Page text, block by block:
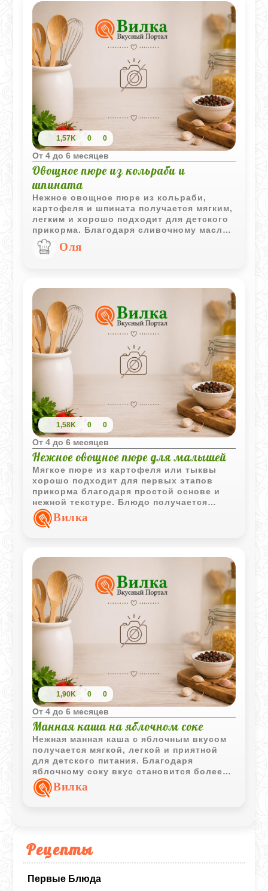
Рецепты
Первые Блюда
зависимости от настроения, а само
лакомство отлично впишется в
диетический рацион. Это пюре
замечательно сочетается с классическим
йогуртом, а также его очень удобно
готовить впрок, замораживая
небольшими порциями на будущее.
1,57K 0 0
Oт 4 до 6 месяцев
Овощное пюре из кольраби и
шпината
Нежное овощное пюре из кольраби,
картофеля и шпината получается мягким,
легким и хорошо подходит для детского
прикорма. Благодаря сливочному маслу
и желтку вкус блюда становится более
деликатным и приятным для малыша.
Оля
1,58K 0 0
Oт 4 до 6 месяцев
Нежное овощное пюре для малышей
Мягкое пюре из картофеля или тыквы
хорошо подходит для первых этапов
прикорма благодаря простой основе и
нежной текстуре. Блюдо получается
легким, однородным и удобным для
детского питания.
Вилка
1,90K 0 0
Oт 4 до 6 месяцев
Манная каша на яблочном соке
Нежная манная каша с яблочным вкусом
получается мягкой, легкой и приятной
для детского питания. Благодаря
яблочному соку вкус становится более
натуральным и слегка фруктовым, что
особенно нравится малышам.
Вилка